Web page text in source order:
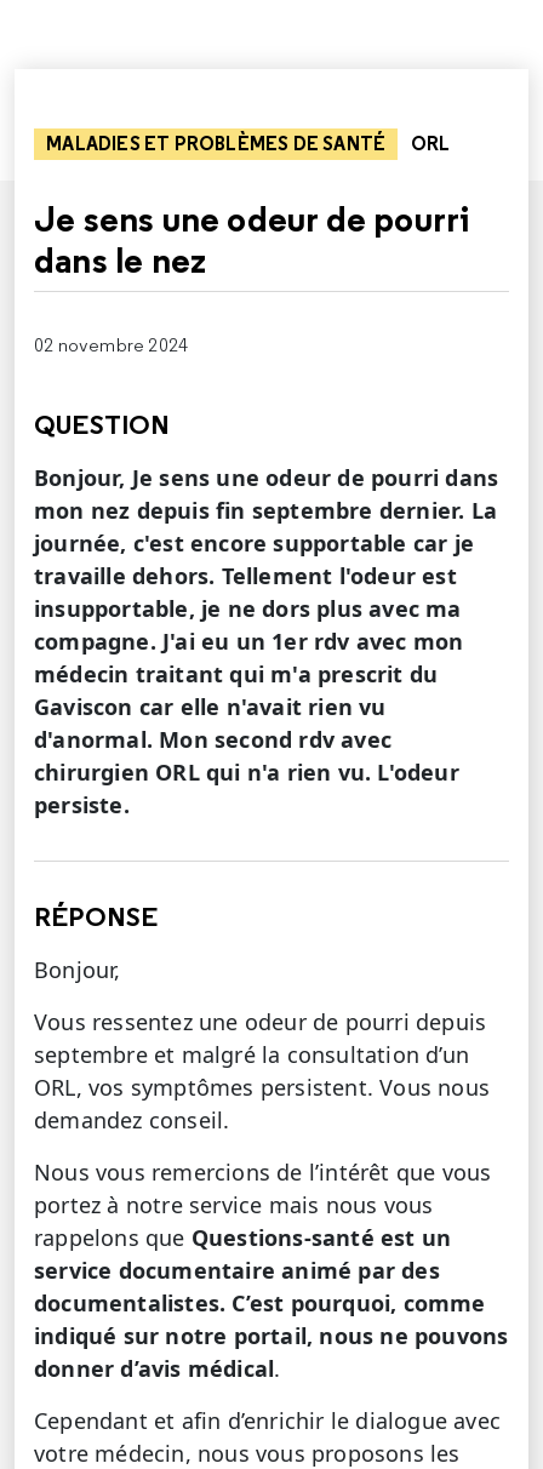
MALADIES ET PROBLÈMES DE SANTÉ ORL
Je sens une odeur de pourri
dans le nez
02 novembre 2024
QUESTION
Bonjour, Je sens une odeur de pourri dans
mon nez depuis fin septembre dernier. La
journée, c'est encore supportable car je
travaille dehors. Tellement l'odeur est
insupportable, je ne dors plus avec ma
compagne. J'ai eu un 1er rdv avec mon
médecin traitant qui m'a prescrit du
Gaviscon car elle n'avait rien vu
d'anormal. Mon second rdv avec
chirurgien ORL qui n'a rien vu. L'odeur
persiste.
RÉPONSE
Bonjour,
Vous ressentez une odeur de pourri depuis
septembre et malgré la consultation d’un
ORL, vos symptômes persistent. Vous nous
demandez conseil.
Nous vous remercions de l’intérêt que vous
portez à notre service mais nous vous
rappelons que Questions-santé est un
service documentaire animé par des
documentalistes. C’est pourquoi, comme
indiqué sur notre portail, nous ne pouvons
donner d’avis médical.
Cependant et afin d’enrichir le dialogue avec
votre médecin, nous vous proposons les